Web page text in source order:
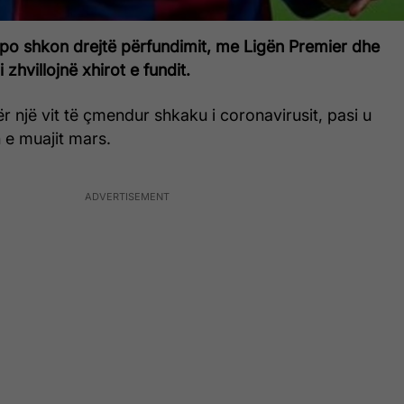
shkon drejtë përfundimit, me Ligën Premier dhe
zhvillojnë xhirot e fundit.
një vit të çmendur shkaku i coronavirusit, pasi u
muajit mars.